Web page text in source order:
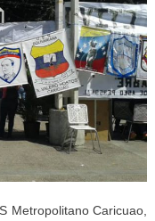
Metropolitano Caricuao,